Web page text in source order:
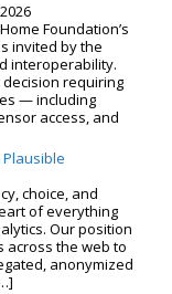
Foundation’s
invited by the
interoperability.
decision requiring
— including
access, and
choice, and
of everything
Our position
across the web to
anonymized